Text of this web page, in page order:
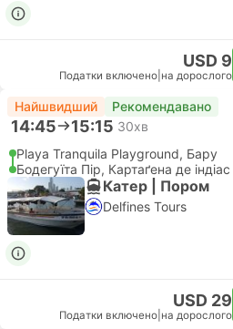
USD 9
Податки включено на дорослого
Найшвидший Рекомендавано
14:45 15:15 30хв
Playa Tranquila Playground, Бару
Бодегуїта Пір, Картаґена де індіас
Катер | Пором
Delfines Tours
USD 29
Податки включено на дорослого